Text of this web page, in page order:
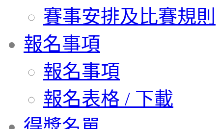
賽事安排及比賽規則
報名事項
報名事項
報名表格 / 下載